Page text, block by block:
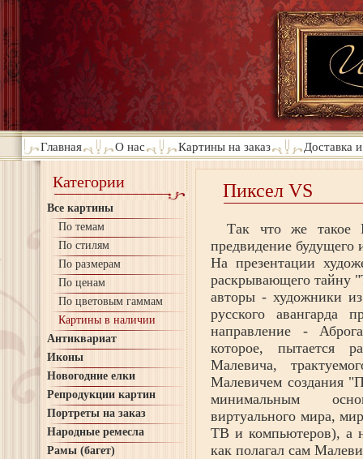
Главная О нас Картины на заказ Доставка
Категории
Все картины
По темам
По стилям
По размерам
По ценам
По цветовым гаммам
Картины в наличии
Антиквариат
Иконы
Новогодние елки
Репродукции картин
Портреты на заказ
Народные ремесла
Рамы (багет)
Пиксел VS
Так что же такое
предвидение будущего
На презентации
раскрывающего тайну
авторы - художники
русского авангарда
направление -
которое, пытается
Малевича,
Малевичем создания
минимальным
виртуального мира,
ТВ и компьютеров), а
как полагал сам